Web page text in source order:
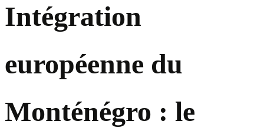
Intégration
européenne du
Monténégro : le